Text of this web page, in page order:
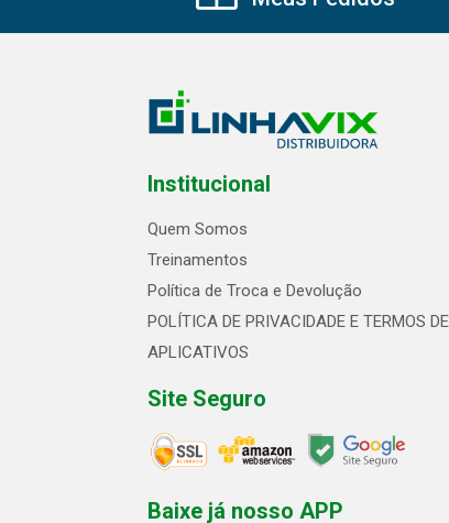
Institucional
Quem Somos
Treinamentos
Política de Troca e Devolução
POLÍTICA DE PRIVACIDADE E TERMOS
APLICATIVOS
Site Seguro
Baixe já nosso APP